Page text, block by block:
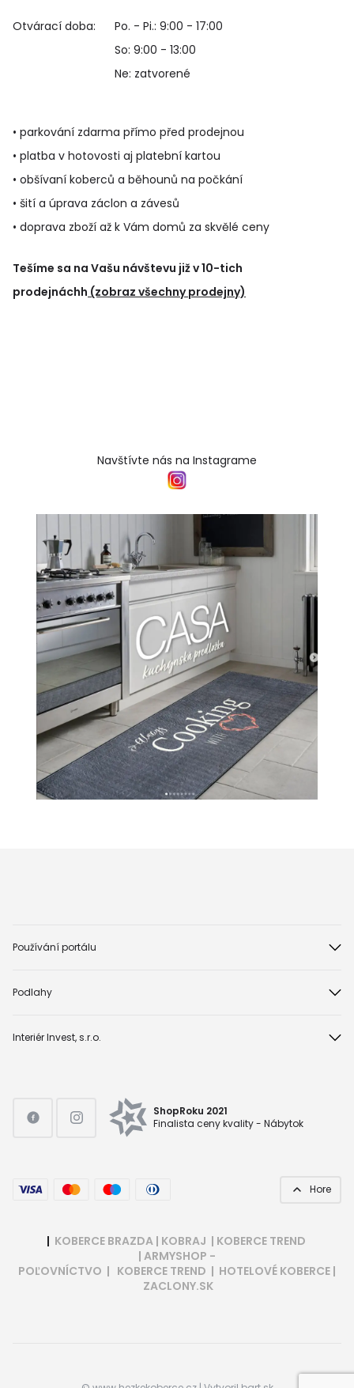
Otvárací doba:
Po. - Pi.: 9:00 - 17:00
So: 9:00 - 13:00
Ne: zatvorené
• parkování zdarma přímo před prodejnou
• platba v hotovosti aj platební kartou
• obšívaní koberců a běhounů na počkání
• šití a úprava záclon a závesů
• doprava zboží až k Vám domů za skvělé ceny
Tešíme sa na Vašu návštevu již v 10-tich
prodejnáchh (zobraz všechny prodejny)
Navštívte nás na Instagrame
Používání portálu
Podlahy
Interiér Invest, s.r.o.
ShopRoku 2021
Finalista ceny kvality - Nábytok
Hore
| KOBERCE BRAZDA | KOBRAJ | KOBERCE TREND
| ARMYSHOP -
POĽOVNÍCTVO | KOBERCE TREND | HOTELOVÉ KOBERCE |
ZACLONY.SK